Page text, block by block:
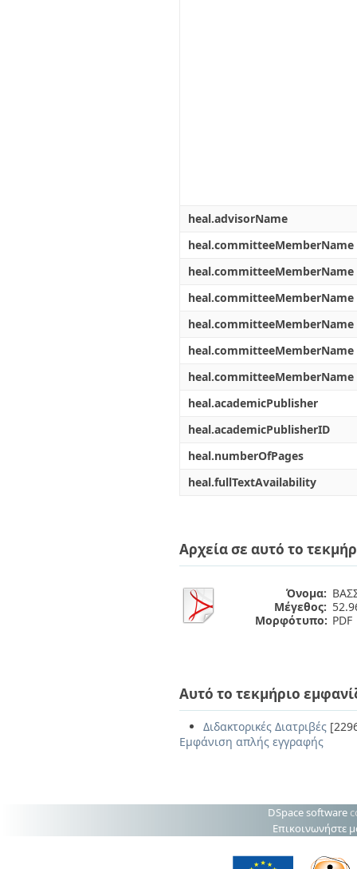
heal.advisorName
heal.committeeMemberName
heal.committeeMemberName
heal.committeeMemberName
heal.committeeMemberName
heal.committeeMemberName
heal.committeeMemberName
heal.academicPublisher
heal.academicPublisherID
heal.numberOfPages
heal.fullTextAvailability
Αρχεία σε αυτό το
Όνομα:
Μέγεθος:
Μορφότυπο: PDF
Αυτό το τεκμήριο
Διδακτορικές Διατριβές
Εμφάνιση απλής εγγραφής
DSpace software
Επικοινωνήστε